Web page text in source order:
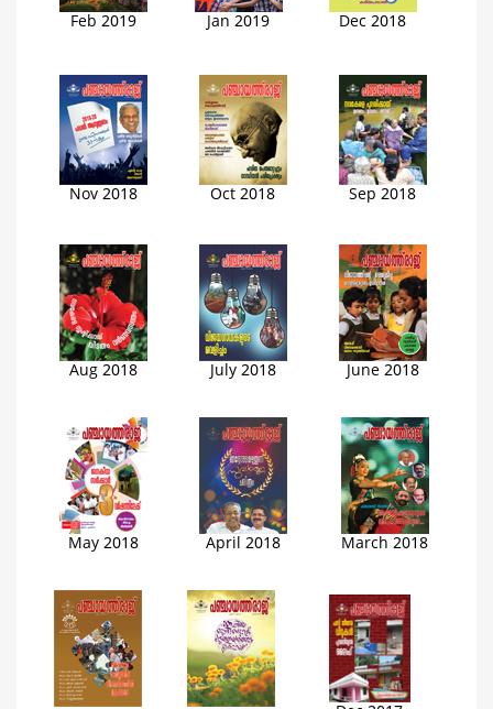
Feb 2019 Jan 2019 Dec 2018
Nov 2018 Oct 2018 Sep 2018
Aug 2018 July 2018 June 2018
May 2018 April 2018 March 2018